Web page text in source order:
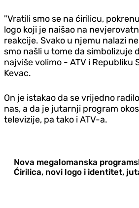
"Vratili smo se na ćirilicu,
logo koji je naišao na
reakcije. Svako u njemu nalazi
smo našli u tome da simbolizuje
najviše volimo - ATV i Republiku
Kevac.
On je istakao da se vrijedno
nas, a da je jutarnji program
televizije, pa tako i ATV-a.
Nova megalomanska
Ćirilica, novi logo i identitet,